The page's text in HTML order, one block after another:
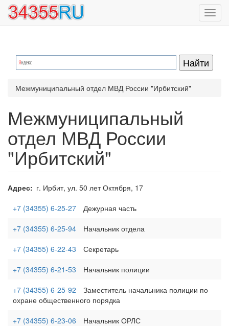
Перейти
основному
Межмуниципальный отдел МВД России "Ирбитский"
Межмуниципальный
отдел МВД России
"Ирбитский"
Адрес
г. Ирбит, ул. 50 лет Октября, 17
+7 (34355) 6-25-27
Дежурная часть
+7 (34355) 6-25-94
Начальник отдела
+7 (34355) 6-22-43
Секретарь
+7 (34355) 6-21-53
Начальник полиции
+7 (34355) 6-25-92
Заместитель начальника полиции по
охране общественного порядка
+7 (34355) 6-23-06
Начальник ОРЛС